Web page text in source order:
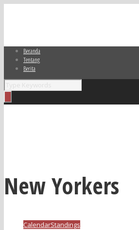
Beranda
Tentang
Berita
New Yorkers
CalendarStandings